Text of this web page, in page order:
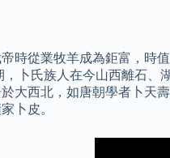
時從業牧羊成為鉅富，時
卜氏族人在今山西離石
大西北，如唐朝學者卜天
卜皮。